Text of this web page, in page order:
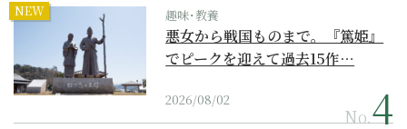
NEW 趣味･教養
悪女から戦国ものまで。『篤姫』
でピークを迎えて過去15作…
2026/08/02
No.